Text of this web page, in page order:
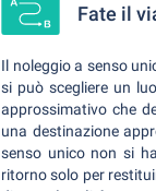
Fate il
Il noleggio a senso
si può scegliere un
approssimativo che
una destinazione
senso unico non si
ritorno solo per